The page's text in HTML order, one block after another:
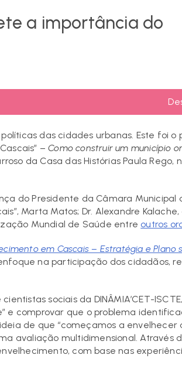
a importância do
das cidades urbanas. Este foi o
–Como construir um município
da Casa das Histórias Paula Rego,
do Presidente da Câmara Municipal
Marta Matos; Dr. Alexandre
Mundial de Saúde entre outros
em Cascais – Estratégia e Plano
na participação dos cidadãos,
sociais da DINÂMIA’CET-
e comprovar que o problema
de que “começamos a envelhecer
avaliação multidimensional. Através
com base nas